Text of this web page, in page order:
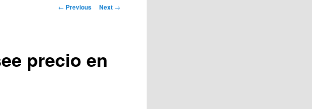
Post
← Previous Next →
precio en